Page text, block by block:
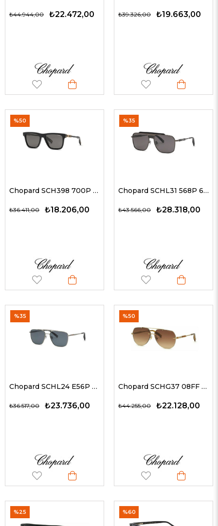
₺22.472,00
₺44.944,00 ₺19.663,00
₺39.326,00
Chopard SCH398 700P 57 G Erkek Güneş Gözlükleri
₺18.206,00
₺36.411,00
%50
Chopard SCHL31 568P 62 G Erkek Güneş Gözlükleri
₺28.318,00
₺43.566,00
%35
Chopard SCHL24 E56P 60 G Erkek Güneş Gözlükleri
₺23.736,00
₺36.517,00
%35
Chopard SCHG37 08FF 63 G Unisex Güneş Gözlükleri
₺22.128,00
₺44.255,00
%50
%25 %60